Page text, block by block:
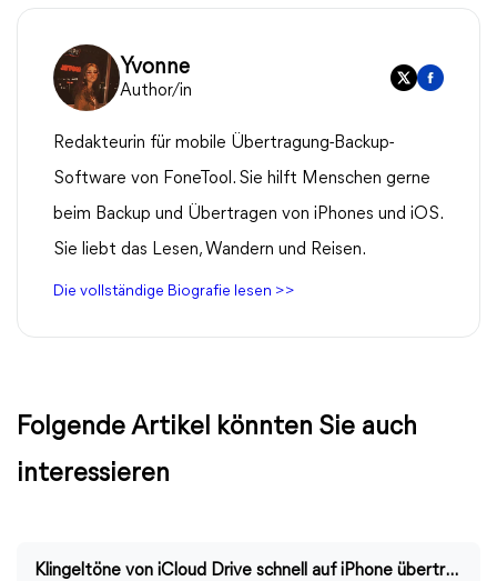
Yvonne
Author/in
Redakteurin für mobile Übertragung-Backup-
Software von FoneTool. Sie hilft Menschen gerne
beim Backup und Übertragen von iPhones und iOS.
Sie liebt das Lesen, Wandern und Reisen.
Die vollständige Biografie lesen >>
Folgende Artikel könnten Sie auch
interessieren
Klingeltöne von iCloud Drive schnell auf iPhone übertragen